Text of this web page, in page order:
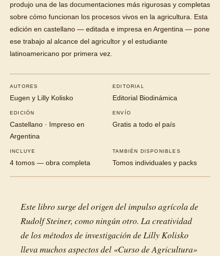
produjo una de las documentaciones más rigurosas y completas
sobre cómo funcionan los procesos vivos en la agricultura. Esta
edición en castellano — editada e impresa en Argentina — pone
ese trabajo al alcance del agricultor y el estudiante
latinoamericano por primera vez.
AUTORES
Eugen y Lilly Kolisko
EDITORIAL
Editorial Biodinámica
EDICIÓN
Castellano · Impreso en
Argentina
ENVÍO
Gratis a todo el país
INCLUYE
4 tomos — obra completa
TAMBIÉN DISPONIBLES
Tomos individuales y packs
Este libro surge del origen del impulso agrícola de
Rudolf Steiner, como ningún otro. La creatividad
de los métodos de investigación de Lilly Kolisko
lleva muchos aspectos del «Curso de Agricultura»